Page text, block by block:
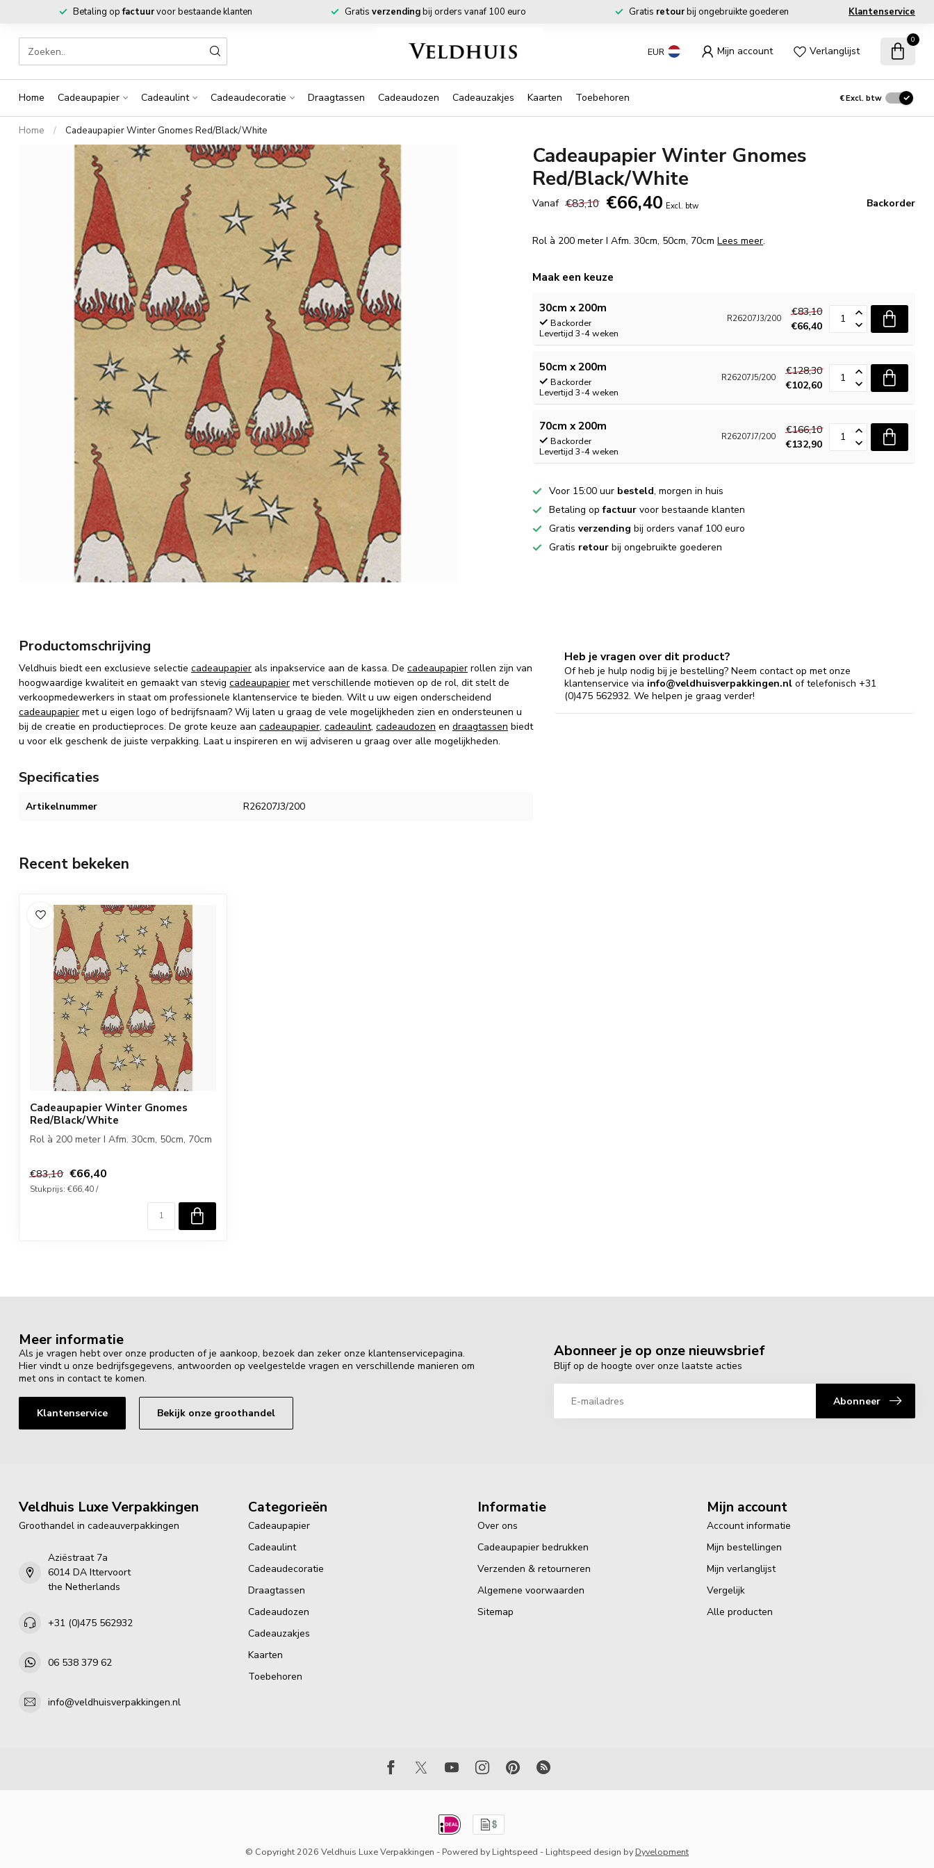
Betaling opfactuurvoor bestaande klanten Gratis verzendingbij orders vanaf 100 euro Gratis retourbij ongebruikte goederen Klantenservice
EUR Mijn account Verlanglijst
0
Home Cadeaupapier Cadeaulint Cadeaudecoratie Draagtassen Cadeaudozen Cadeauzakjes Kaarten Toebehoren €Excl. btw
Home / Cadeaupapier Winter Gnomes Red/Black/White
Cadeaupapier Winter Gnomes
Red/Black/White
Vanaf €83,10 €66,40 Excl. btw Backorder
Rol à 200 meter I Afm. 30cm, 50cm, 70cmLees meer.
Maak een keuze
30cm x 200m
Backorder
Levertijd 3-4 weken
R26207J3/200
€83,10
€66,40
50cm x 200m
Backorder
Levertijd 3-4 weken
R26207J5/200
€128,30
€102,60
70cm x 200m
Backorder
Levertijd 3-4 weken
R26207J7/200
€166,10
€132,90
Voor 15:00 uur besteld, morgen in huis
Betaling opfactuur voor bestaande klanten
Gratisverzending bij orders vanaf 100 euro
Gratis retour bij ongebruikte goederen
Productomschrijving
Veldhuis biedt een exclusieve selectie cadeaupapier als inpakservice aan de kassa. De cadeaupapier rollen zijn van
hoogwaardige kwaliteit en gemaakt van stevig cadeaupapier met verschillende motieven op de rol, dit stelt de
verkoopmedewerkers in staat om professionele klantenservice te bieden. Wilt u uw eigen onderscheidend
cadeaupapier met u eigen logo of bedrijfsnaam? Wij laten u graag de vele mogelijkheden zien en ondersteunen u
bij de creatie en productieproces. De grote keuze aan cadeaupapier, cadeaulint, cadeaudozen en draagtassen biedt
u voor elk geschenk de juiste verpakking. Laat u inspireren en wij adviseren u graag over alle mogelijkheden.
Specificaties
Artikelnummer R26207J3/200
Heb je vragen over dit product?
Of heb je hulp nodig bij je bestelling? Neem contact op met onze
klantenservice via info@veldhuisverpakkingen.nl of telefonisch +31
(0)475 562932. We helpen je graag verder!
Recent bekeken
Cadeaupapier Winter Gnomes
Red/Black/White
Rol à 200 meter I Afm. 30cm, 50cm, 70cm
€83,10 €66,40
Stukprijs: €66,40 /
Meer informatie
Als je vragen hebt over onze producten of je aankoop, bezoek dan zeker onze klantenservicepagina.
Hier vindt u onze bedrijfsgegevens, antwoorden op veelgestelde vragen en verschillende manieren om
met ons in contact te komen.
Klantenservice Bekijk onze groothandel
Abonneer je op onze nieuwsbrief
Blijf op de hoogte over onze laatste acties
Abonneer
Veldhuis Luxe Verpakkingen
Groothandel in cadeauverpakkingen
Aziëstraat 7a
6014 DA Ittervoort
the Netherlands
+31 (0)475 562932
06 538 379 62
info@veldhuisverpakkingen.nl
Categorieën
Cadeaupapier
Cadeaulint
Cadeaudecoratie
Draagtassen
Cadeaudozen
Cadeauzakjes
Kaarten
Toebehoren
Informatie
Over ons
Cadeaupapier bedrukken
Verzenden & retourneren
Algemene voorwaarden
Sitemap
Mijn account
Account informatie
Mijn bestellingen
Mijn verlanglijst
Vergelijk
Alle producten
© Copyright 2026 Veldhuis Luxe Verpakkingen - Powered byLightspeed - Lightspeed design byDyvelopment